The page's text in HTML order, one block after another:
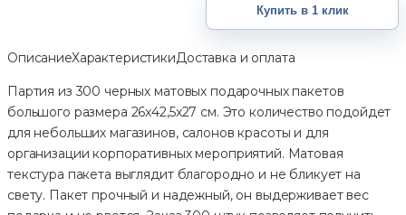
Купить в 1 клик
ОписаниеХарактеристикиДоставка и оплата
Партия из 300 черных матовых подарочных пакетов
большого размера 26x42,5x27 см. Это количество подойдет
для небольших магазинов, салонов красоты и для
организации корпоративных мероприятий. Матовая
текстура пакета выглядит благородно и не бликует на
свету. Пакет прочный и надежный, он выдерживает вес